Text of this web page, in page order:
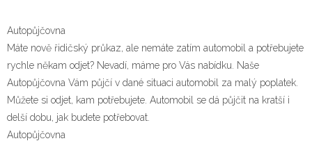
Autopůjčovna
Máte nově řidičský průkaz, ale nemáte zatím automobil a potřebujete
rychle někam odjet? Nevadí, máme pro Vás nabídku. Naše
Autopůjčovna Vám půjčí v dané situaci automobil za malý poplatek.
Můžete si odjet, kam potřebujete. Automobil se dá půjčit na kratší i
delší dobu, jak budete potřebovat.
Autopůjčovna